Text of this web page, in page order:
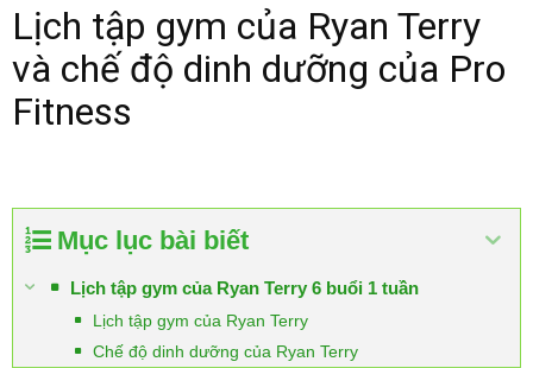
Lịch tập gym của Ryan Terry
và chế độ dinh dưỡng của Pro
Fitness
Mục lục bài biết
Lịch tập gym của Ryan Terry 6 buổi 1 tuần
Lịch tập gym của Ryan Terry
Chế độ dinh dưỡng của Ryan Terry